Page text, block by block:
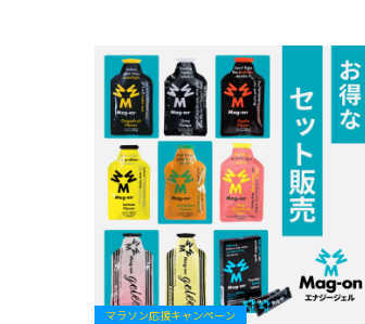
マラソン応援キャンペーン